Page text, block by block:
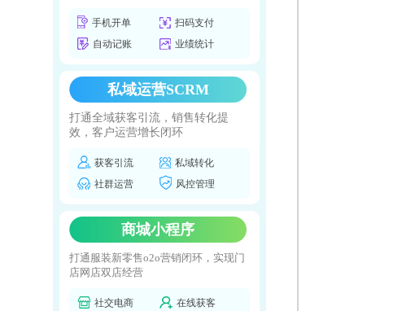
手机开单
扫码支付
自动记账
业绩统计
私域运营SCRM
打通全域获客引流，销售转化提
效，客户运营增长闭环
获客引流
私域转化
社群运营
风控管理
商城小程序
打通服装新零售o2o营销闭环，实现门
店网店双店经营
社交电商
在线获客